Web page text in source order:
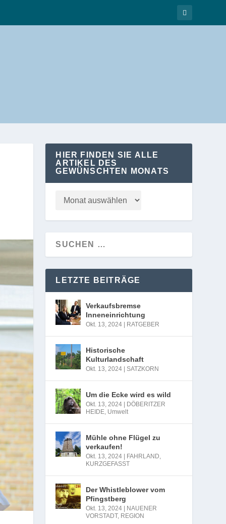
HIER FINDEN SIE ALLE
ARTIKEL DES
GEWÜNSCHTEN MONATS
LETZTE BEITRÄGE
Verkaufsbremse
Inneneinrichtung
Okt. 13, 2024 RATGEBER
Historische
Kulturlandschaft
Okt. 13, 2024 |SATZKORN
Um die Ecke wird es wild
Okt. 13, 2024
DÖBERITZER
HEIDE, Umwelt
Mühle ohne Flügel zu
verkaufen!
Okt. 13, 2024 FAHRLAND,
KURZGEFASST
Der Whistleblower vom
Pfingstberg
Okt. 13, 2024
NAUENER
VORSTADT, REGION